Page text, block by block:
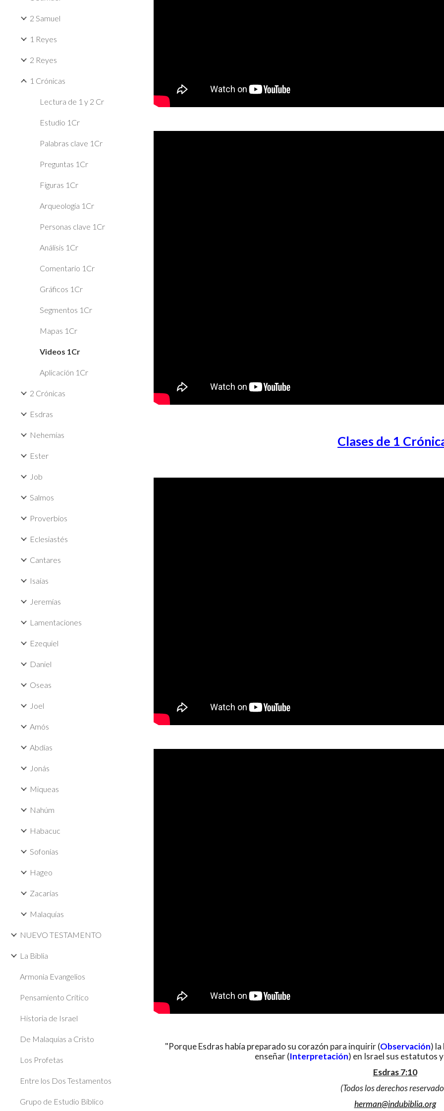
2 Samuel
1 Reyes
2 Reyes
1 Crónicas
Lectura de 1 y 2 Cr
Estudio 1Cr
Palabras clave 1Cr
Preguntas 1Cr
Figuras 1Cr
Arqueología 1Cr
Personas clave 1Cr
Análisis 1Cr
Comentario 1Cr
Gráficos 1Cr
Segmentos 1Cr
Mapas 1Cr
Videos 1Cr
Aplicación 1Cr
2 Crónicas
Esdras
Nehemías
Ester
Job
Salmos
Proverbios
Eclesiastés
Cantares
Isaías
Jeremías
Lamentaciones
Ezequiel
Daniel
Oseas
Joel
Amós
Abdías
Jonás
Miqueas
Nahúm
Habacuc
Sofonías
Hageo
Zacarías
Malaquías
NUEVO TESTAMENTO
La Biblia
Armonia Evangelios
Pensamiento Crítico
Historia de Israel
De Malaquías a Cristo
Los Profetas
Entre los Dos Testamentos
Grupo de Estudio Bíblico
Clases de 1
"Porque Esdras había preparado su corazón para inquirir (Observación)
enseñar (Interpretación) en Israel sus estatutos
Esdras 7:10
(Todos los derechos
herman@indubiblia.org